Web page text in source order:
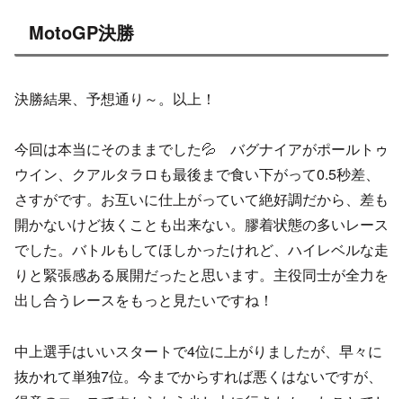
MotoGP決勝
決勝結果、予想通り～。以上！
今回は本当にそのままでした💦 バグナイアがポールトゥ
ウイン、クアルタラロも最後まで食い下がって0.5秒差、
さすがです。お互いに仕上がっていて絶好調だから、差も
開かないけど抜くことも出来ない。膠着状態の多いレース
でした。バトルもしてほしかったけれど、ハイレベルな走
りと緊張感ある展開だったと思います。主役同士が全力を
出し合うレースをもっと見たいですね！
中上選手はいいスタートで4位に上がりましたが、早々に
抜かれて単独7位。今までからすれば悪くはないですが、